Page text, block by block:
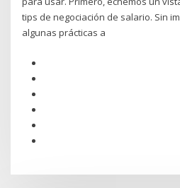
tips de negociación de salario. Sin
algunas prácticas a